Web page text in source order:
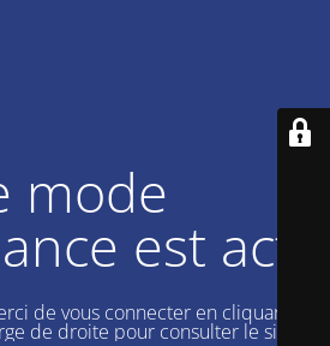
mode
est actif
de vous connecter en cliquant sur
de droite pour consulter le site.